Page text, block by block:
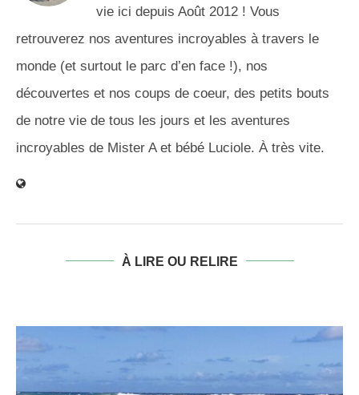
vie ici depuis Août 2012 ! Vous
retrouverez nos aventures incroyables à travers le
monde (et surtout le parc d’en face !), nos
découvertes et nos coups de coeur, des petits bouts
de notre vie de tous les jours et les aventures
incroyables de Mister A et bébé Luciole. À très vite.
À LIRE OU RELIRE